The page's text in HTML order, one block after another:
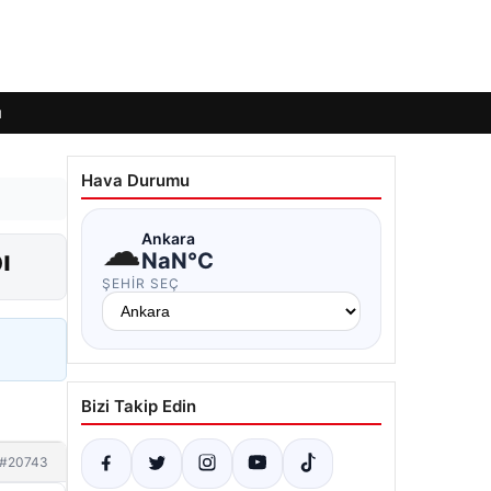
#20743
Hava Durumu
☁Ankara
NaN°C
ŞEHIR SEÇ
Bizi Takip Edin